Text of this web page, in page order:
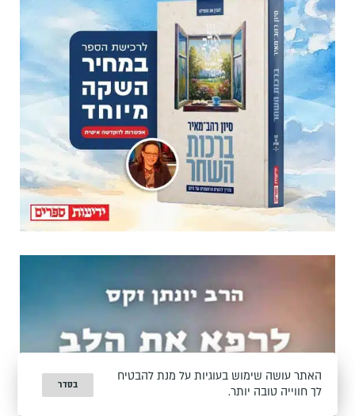
האתר עושה שימוש בעוגיות על מנת להבטיח
לך חווייה טובה יותר.
בסדר